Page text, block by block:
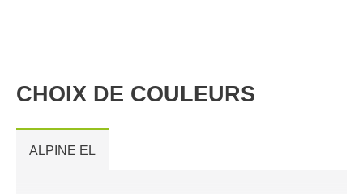
CHOIX DE COULEURS
ALPINE EL